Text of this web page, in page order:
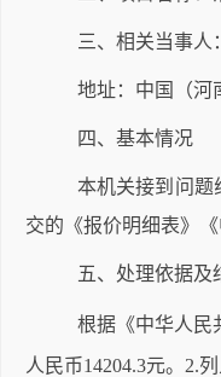
三、相关当事人
地址：中国（河
四、基本情况
本机关接到问题
交的《报价明细表》
五、处理依据及
根据《中华人民
人民币14204.3元。2.